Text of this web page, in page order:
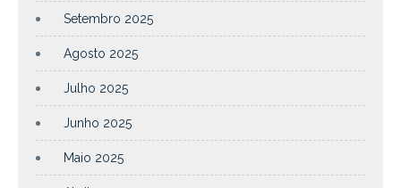
Setembro 2025
Agosto 2025
Julho 2025
Junho 2025
Maio 2025